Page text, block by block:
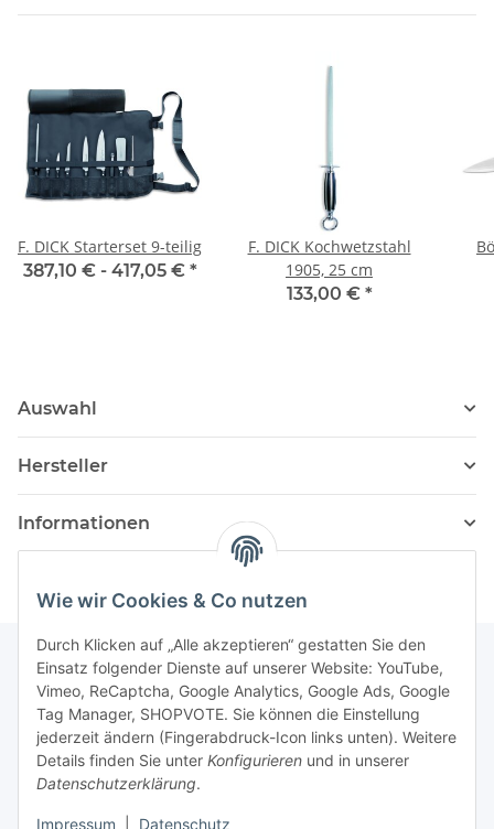
Wie wir Cookies & Co nutzen
Durch Klicken auf „Alle akzeptieren“ gestatten Sie den
Einsatz folgender Dienste auf unserer Website: YouTube,
Vimeo, ReCaptcha, Google Analytics, Google Ads, Google
Tag Manager, SHOPVOTE. Sie können die Einstellung
jederzeit ändern (Fingerabdruck-Icon links unten). Weitere
Details finden Sie unter Konfigurieren und in unserer
Datenschutzerklärung.
Impressum Datenschutz
F. DICK Starterset 9-teilig
387,10 € - 417,05 € *
F. DICK Kochwetzstahl
1905, 25 cm
133,00 € *
Auswahl
Hersteller
Informationen
Newsletter Abonnieren
Bitte senden Sie mir entsprechend Ihrer
Datenschutzerklärungregelmäßig und jederzeit widerruflich
Informationen zu Ihrem Produktsortiment per E-Mail zu.